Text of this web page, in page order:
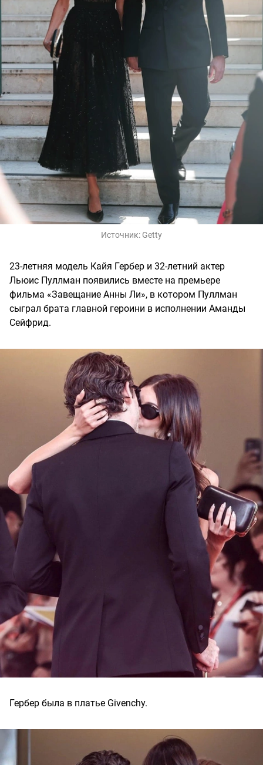
Источник: Getty
23-летняя модель Кайя Гербер и 32-летний актер
Льюис Пуллман появились вместе на премьере
фильма «Завещание Анны Ли», в котором Пуллман
сыграл брата главной героини в исполнении Аманды
Сейфрид.
Гербер была в платье Givenchy.